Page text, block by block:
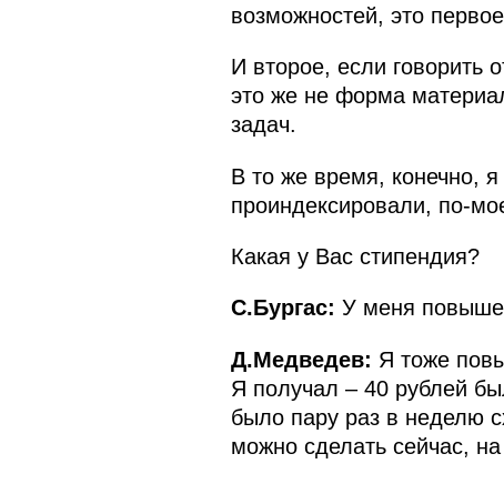
возможностей, это
И второе, если говорить
это же не форма
задач.
В то же время, конечно,
проиндексировали,
Какая у Вас стипендия?
С.Бургас: У меня
Д.Медведев: Я тоже
Я получал – 40 рублей
было пару раз в неделю
можно сделать сейчас,